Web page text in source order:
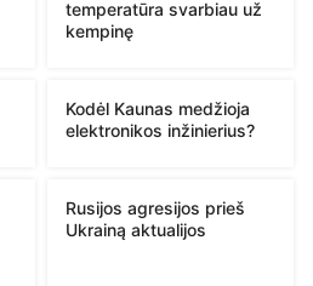
temperatūra svarbiau už
kempinę
Kodėl Kaunas medžioja
elektronikos inžinierius?
Rusijos agresijos prieš
Ukrainą aktualijos